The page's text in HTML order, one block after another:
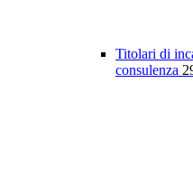
Titolari di
consulenza